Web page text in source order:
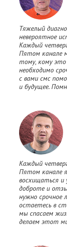
Тяжелый
невероятное
Каждый
Пятом канале
тому, кому это
необходимо
с вами смс
и будущее.
Каждый
Пятом канале
восхищаться и
доброте и
нужно срочное
остаетесь в
мы спасаем
делаем этот